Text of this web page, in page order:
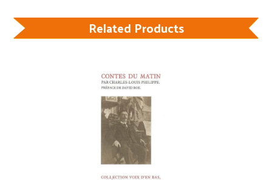
Related Products